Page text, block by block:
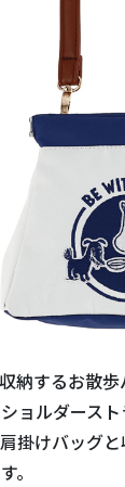
納するお散歩
ョルダース
掛けバッグ
。